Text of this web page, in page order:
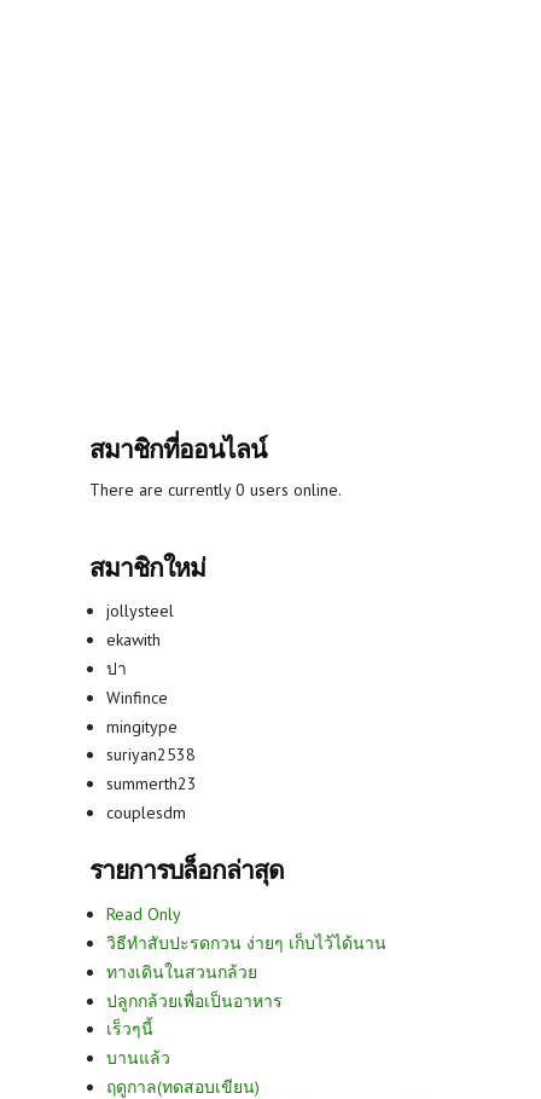
สมาชิกที่ออนไลน์
There are currently 0 users online.
สมาชิกใหม่
jollysteel
ekawith
ปา
Winfince
mingitype
suriyan2538
summerth23
couplesdm
รายการบล็อกล่าสุด
Read Only
วิธีทำสับปะรดกวน ง่ายๆ เก็บไว้ได้นาน
ทางเดินในสวนกล้วย
ปลูกกล้วยเพื่อเป็นอาหาร
เร็วๆนี้
บานแล้ว
ฤดูกาล(ทดสอบเขียน)